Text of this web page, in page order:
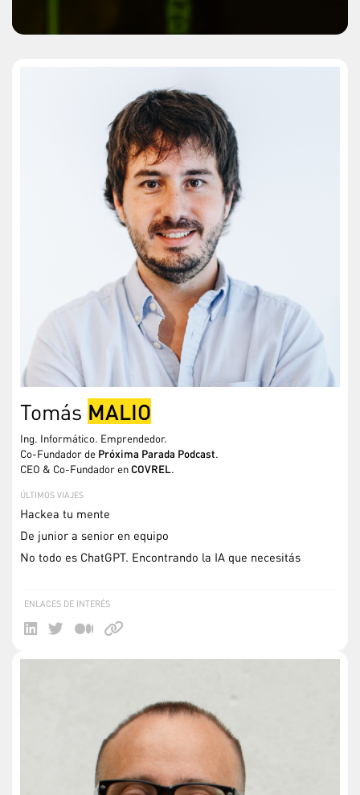
Tomás MALIO
Ing. Informático. Emprendedor.
Co-Fundador de Próxima Parada Podcast.
CEO & Co-Fundador enCOVREL.
ÚLTIMOS VIAJES
Hackea tu mente
De junior a senior en equipo
No todo es ChatGPT. Encontrando la IA que necesitás
ENLACES DE INTERÉS